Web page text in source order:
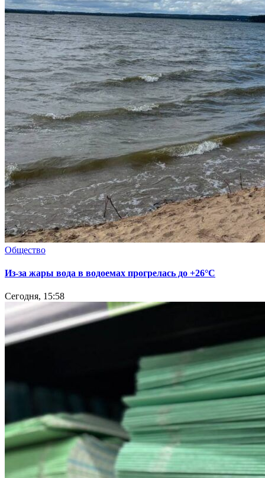
Общество
Из-за жары вода в водоемах прогрелась до +26°C
Сегодня, 15:58